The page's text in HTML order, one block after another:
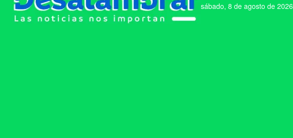
sábado, 8 de agosto de 2026